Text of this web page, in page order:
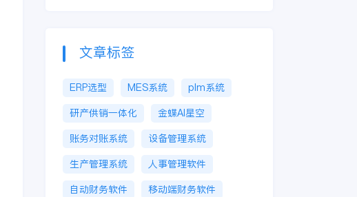
文章标签
ERP选型 MES系统
plm系统
研产供销一体化
金蝶AI星空
账务对账系统
设备管理系统
生产管理系统
人事管理软件
自动财务软件
移动端财务软件